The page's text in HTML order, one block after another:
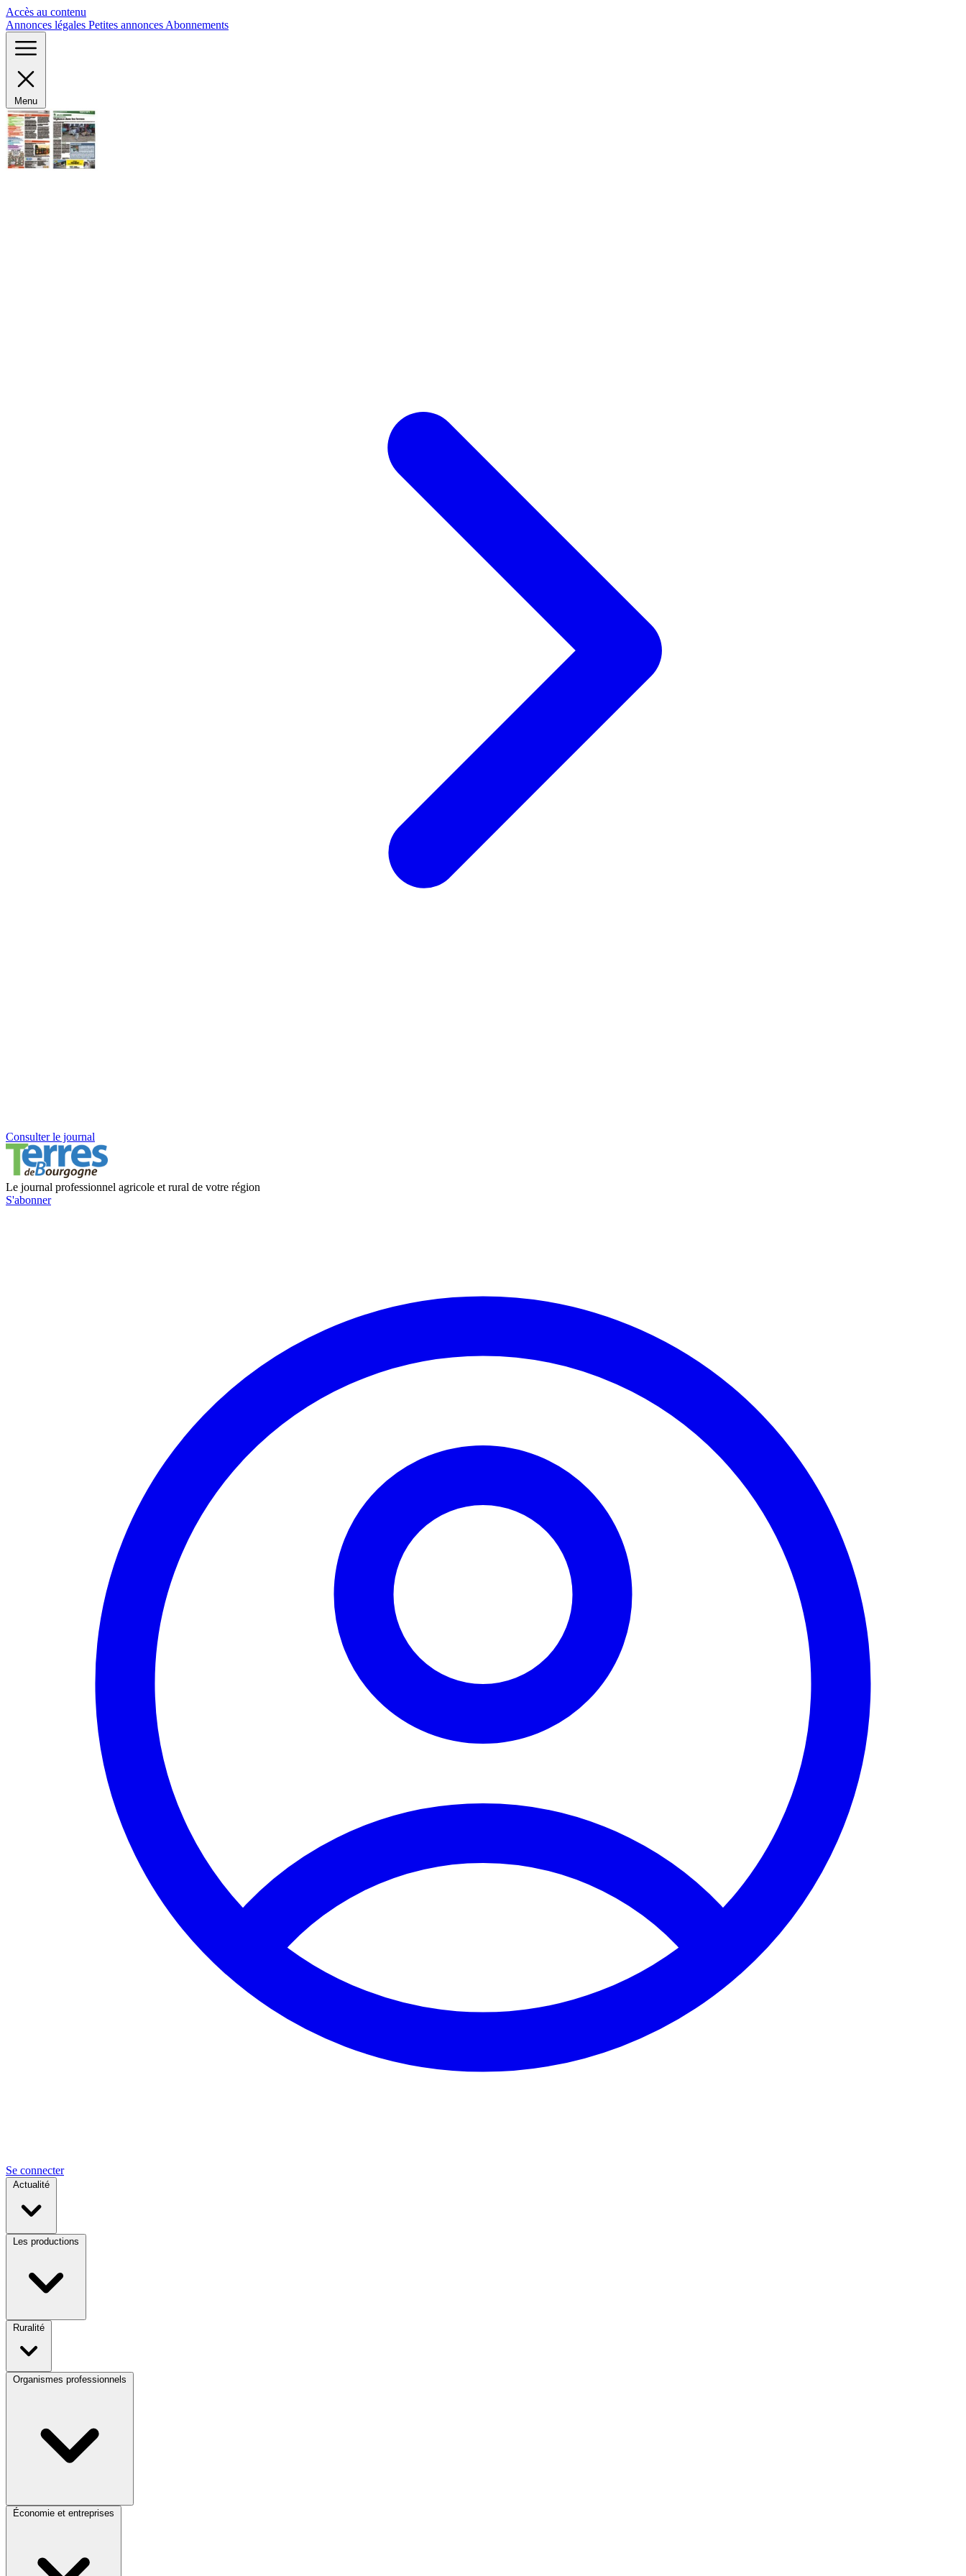
Accès au contenu
Annonces légales Petites annonces Abonnements
Menu
Consulter le journal
Le journal professionnel agricole et rural de votre région
S'abonner
Se connecter
Actualité
Les productions
Ruralité
Organismes professionnels
Économie et entreprises
Panneau de gestion des cookies